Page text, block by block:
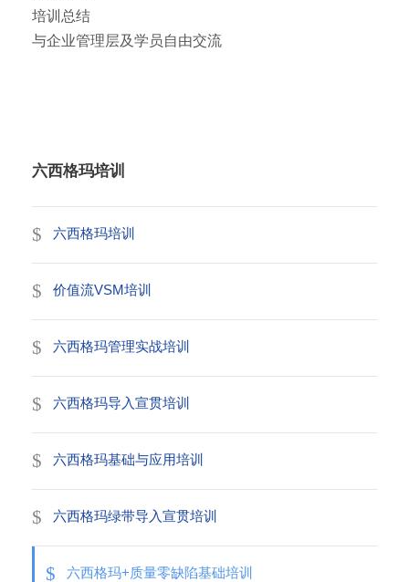
培训总结
与企业管理层及学员自由交流
六西格玛培训
六西格玛培训
价值流VSM培训
六西格玛管理实战培训
六西格玛导入宣贯培训
六西格玛基础与应用培训
六西格玛绿带导入宣贯培训
六西格玛+质量零缺陷基础培训